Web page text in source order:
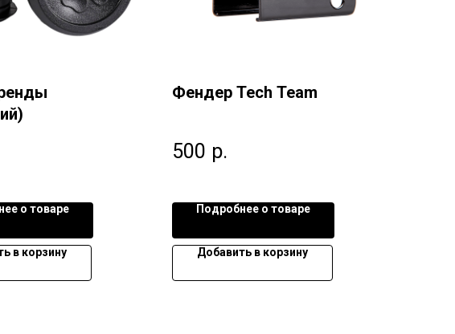
о товаре
в корзину
Фендер Tech Team
500 р.
Подробнее о товаре
Добавить в корзину